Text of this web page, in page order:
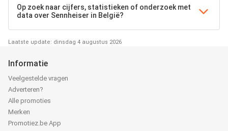
Op zoek naar cijfers, statistieken of onderzoek met
data over Sennheiser in België?
Laatste update: dinsdag 4 augustus 2026
Informatie
Veelgestelde vragen
Adverteren?
Alle promoties
Merken
Promotiez.be App